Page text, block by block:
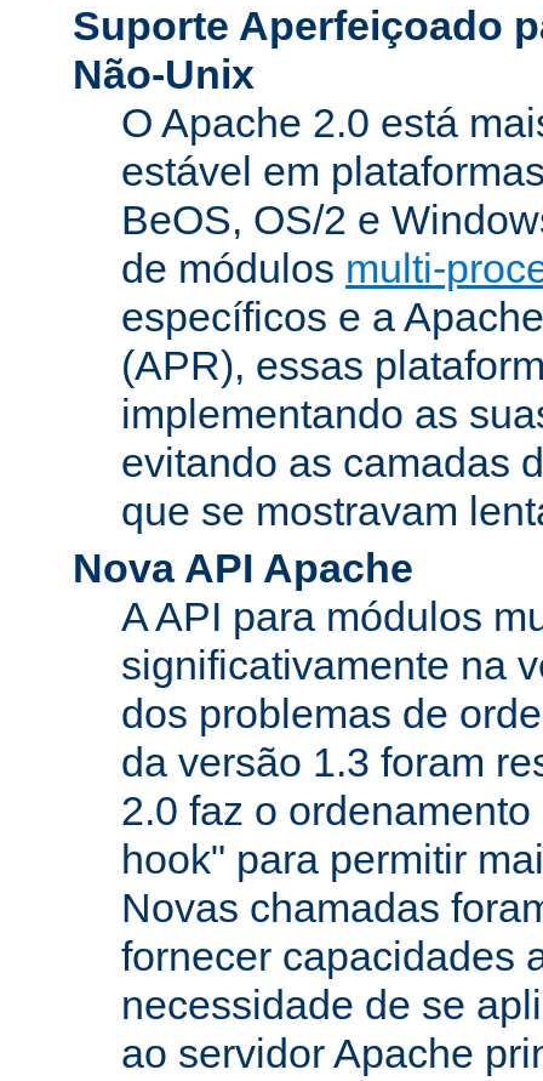
Suporte Aperfeiçoado
Não-Unix
O Apache 2.0 está
estável em
BeOS, OS/2 e
de módulos multi-
específicos e a
(APR), essas
implementando as
evitando as camadas
que se mostravam
Nova API Apache
A API para módulos
significativamente na
dos problemas de
da versão 1.3 foram
2.0 faz o
hook" para permitir
Novas chamadas
fornecer capacidades
necessidade de se
ao servidor Apache